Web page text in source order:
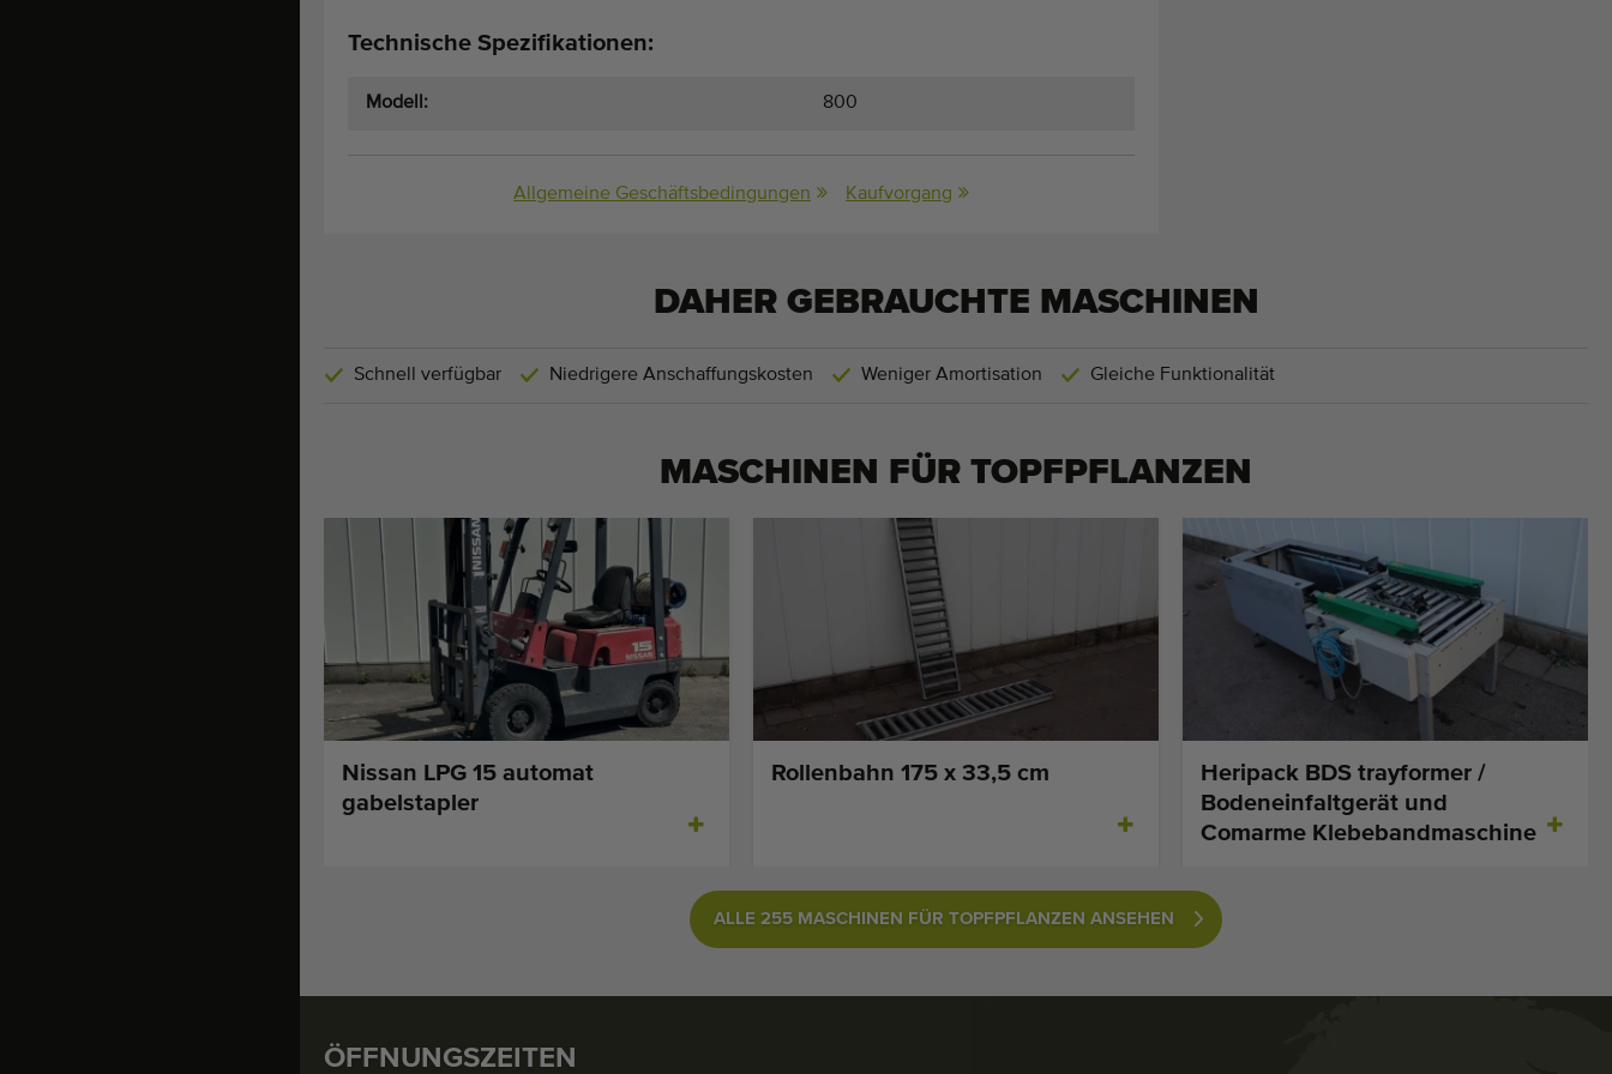
Technische Spezifikationen:
Modell: 800
Allgemeine Geschäftsbedingungen Kaufvorgang
DAHER GEBRAUCHTE MASCHINEN
Schnell verfügbar Niedrigere Anschaffungskosten Weniger Amortisation Gleiche Funktionalität
MASCHINEN FÜR TOPFPFLANZEN
Nissan LPG 15 automat
gabelstapler
Rollenbahn 175 x 33,5 cm
Heripack BDS trayformer /
Bodeneinfaltgerät und
Comarme Klebebandmaschine
ALLE 255 MASCHINEN FÜR TOPFPFLANZEN ANSEHEN
ÖFFNUNGSZEITEN